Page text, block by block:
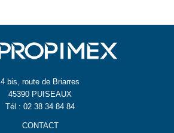
4 bis, route de Briarres
45390 PUISEAUX
Tél : 02 38 34 84 84
CONTACT